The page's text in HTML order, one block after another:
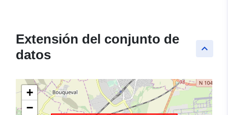
keyboard_arrow_up
Extensión del conjunto de
datos
+
−